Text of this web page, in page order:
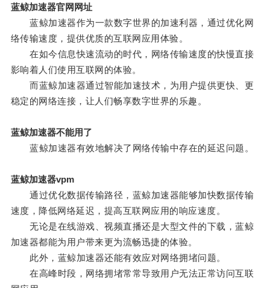
蓝鲸加速器官网网址
蓝鲸加速器作为一款数字世界的加速利器，通过优化网
络传输速度，提供优质的互联网应用体验。
在如今信息快速流动的时代，网络传输速度的快慢直接
影响着人们使用互联网的体验。
而蓝鲸加速器通过智能加速技术，为用户提供更快、更
稳定的网络连接，让人们畅享数字世界的乐趣。
蓝鲸加速器不能用了
蓝鲸加速器有效地解决了网络传输中存在的延迟问题。
蓝鲸加速器vpm
通过优化数据传输路径，蓝鲸加速器能够加快数据传输
速度，降低网络延迟，提高互联网应用的响应速度。
无论是在线游戏、视频直播还是大型文件的下载，蓝鲸
加速器都能为用户带来更为流畅迅捷的体验。
此外，蓝鲸加速器还能有效应对网络拥堵问题。
在高峰时段，网络拥堵常常导致用户无法正常访问互联